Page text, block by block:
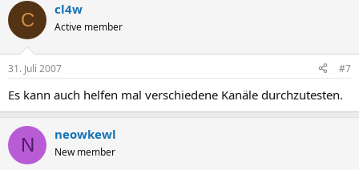
C cl4w
Active member
31. Juli 2007 #7
Es kann auch helfen mal verschiedene Kanäle durchzutesten.
N neowkewl
New member